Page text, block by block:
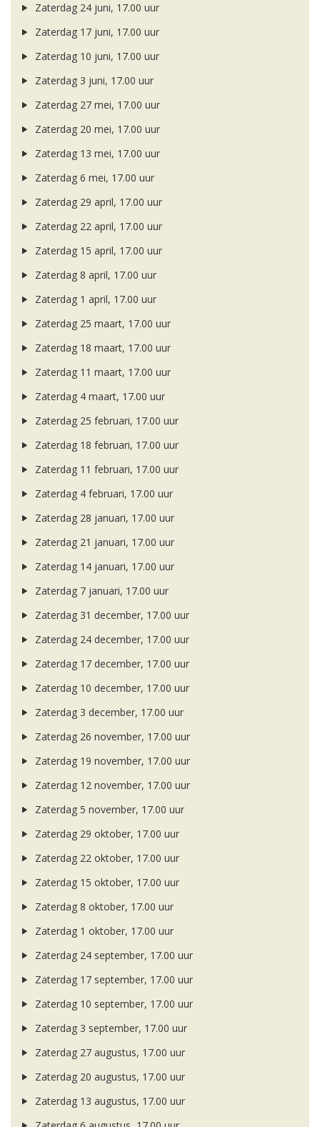
Zaterdag 24 juni, 17.00 uur
Zaterdag 17 juni, 17.00 uur
Zaterdag 10 juni, 17.00 uur
Zaterdag 3 juni, 17.00 uur
Zaterdag 27 mei, 17.00 uur
Zaterdag 20 mei, 17.00 uur
Zaterdag 13 mei, 17.00 uur
Zaterdag 6 mei, 17.00 uur
Zaterdag 29 april, 17.00 uur
Zaterdag 22 april, 17.00 uur
Zaterdag 15 april, 17.00 uur
Zaterdag 8 april, 17.00 uur
Zaterdag 1 april, 17.00 uur
Zaterdag 25 maart, 17.00 uur
Zaterdag 18 maart, 17.00 uur
Zaterdag 11 maart, 17.00 uur
Zaterdag 4 maart, 17.00 uur
Zaterdag 25 februari, 17.00 uur
Zaterdag 18 februari, 17.00 uur
Zaterdag 11 februari, 17.00 uur
Zaterdag 4 februari, 17.00 uur
Zaterdag 28 januari, 17.00 uur
Zaterdag 21 januari, 17.00 uur
Zaterdag 14 januari, 17.00 uur
Zaterdag 7 januari, 17.00 uur
Zaterdag 31 december, 17.00 uur
Zaterdag 24 december, 17.00 uur
Zaterdag 17 december, 17.00 uur
Zaterdag 10 december, 17.00 uur
Zaterdag 3 december, 17.00 uur
Zaterdag 26 november, 17.00 uur
Zaterdag 19 november, 17.00 uur
Zaterdag 12 november, 17.00 uur
Zaterdag 5 november, 17.00 uur
Zaterdag 29 oktober, 17.00 uur
Zaterdag 22 oktober, 17.00 uur
Zaterdag 15 oktober, 17.00 uur
Zaterdag 8 oktober, 17.00 uur
Zaterdag 1 oktober, 17.00 uur
Zaterdag 24 september, 17.00 uur
Zaterdag 17 september, 17.00 uur
Zaterdag 10 september, 17.00 uur
Zaterdag 3 september, 17.00 uur
Zaterdag 27 augustus, 17.00 uur
Zaterdag 20 augustus, 17.00 uur
Zaterdag 13 augustus, 17.00 uur